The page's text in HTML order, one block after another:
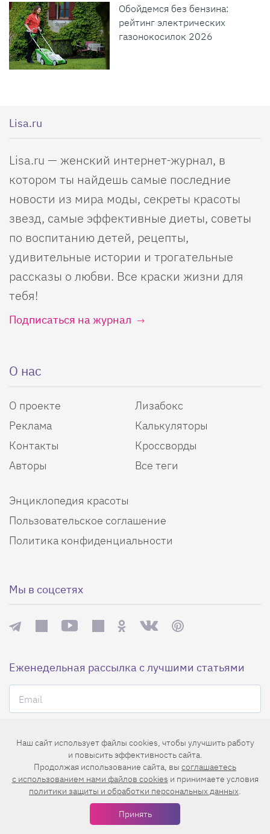
Обойдемся без бензина:
рейтинг электрических
газонокосилок 2026
Lisa.ru
Lisa.ru — женский интернет-журнал, в
котором ты найдешь самые последние
новости из мира моды, секреты красоты
звезд, самые эффективные диеты, советы
по воспитанию детей, рецепты,
удивительные истории и трогательные
рассказы о любви. Все краски жизни для
тебя!
Подписаться на журнал
О нас
О проекте
Реклама
Контакты
Авторы
Лизабокс
Калькуляторы
Кроссворды
Все теги
Энциклопедия красоты
Пользовательское соглашение
Политика конфиденциальности
Мы в соцсетях
Еженедельная рассылка с лучшими статьями
Нажимая на кнопку «Подписаться», вы принимаете условия
пользовательского соглашения
политики конфиденциальности
Наш сайт использует файлы cookies, чтобы улучшить работу
и повысить эффективность сайта.
Продолжая использование сайта, вы соглашаетесь
c использованием нами файлов cookies и принимаете условия
политики защиты и обработки персональных данных.
Принять